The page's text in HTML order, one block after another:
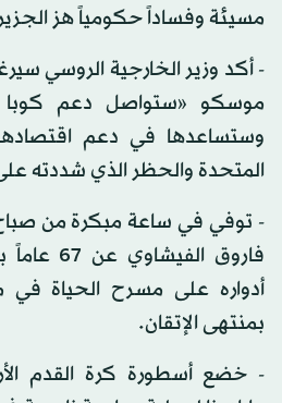
‬‬مسيئة وفساداً حكومياً هز
- أكد وزير الخارجية الروسي
موسكو «ستواصل دعم كوبا
وستساعدها في دعم
المتحدة والحظر الذي شددته
- توفي في ساعة مبكرة من
فاروق
أدواره على مسرح الحياة
بمنتهى الإتقان.
- خضع أسطورة كرة القدم